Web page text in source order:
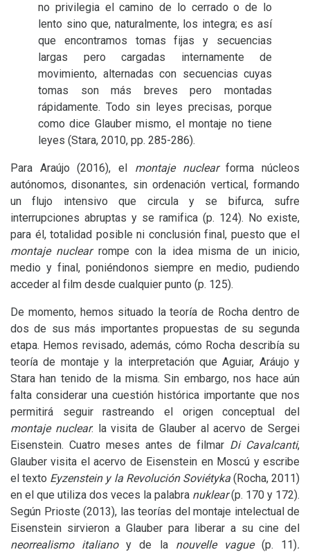
no privilegia el camino de lo cerrado o de lo
lento sino que, naturalmente, los integra; es así
que encontramos tomas fijas y secuencias
largas pero cargadas internamente de
movimiento, alternadas con secuencias cuyas
tomas son más breves pero montadas
rápidamente. Todo sin leyes precisas, porque
como dice Glauber mismo, el montaje no tiene
leyes (Stara, 2010, pp. 285-286).
Para Araújo (2016), el montaje nuclearforma núcleos
autónomos, disonantes, sin ordenación vertical, formando
un flujo intensivo que circula y se bifurca, sufre
interrupciones abruptas y se ramifica (p. 124). No existe,
para él, totalidad posible ni conclusión final, puesto que el
montaje nuclear rompe con la idea misma de un inicio,
medio y final, poniéndonos siempre en medio, pudiendo
acceder al film desde cualquier punto (p. 125).
De momento, hemos situado la teoría de Rocha dentro de
dos de sus más importantes propuestas de su segunda
etapa. Hemos revisado, además, cómo Rocha describía su
teoría de montaje y la interpretación que Aguiar, Aráujo y
Stara han tenido de la misma. Sin embargo, nos hace aún
falta considerar una cuestión histórica importante que nos
permitirá seguir rastreando el origen conceptual del
montaje nuclear: la visita de Glauber al acervo de Sergei
Eisenstein. Cuatro meses antes de filmar Di Cavalcanti,
Glauber visita el acervo de Eisenstein en Moscú y escribe
el texto Eyzenstein y la Revolución Soviétyka(Rocha, 2011)
en el que utiliza dos veces la palabra nuklear(p. 170 y 172).
Según Prioste (2013), las teorías del montaje intelectual de
Eisenstein sirvieron a Glauber para liberar a su cine del
neorrealismo italianoy de la nouvelle vague (p. 11).